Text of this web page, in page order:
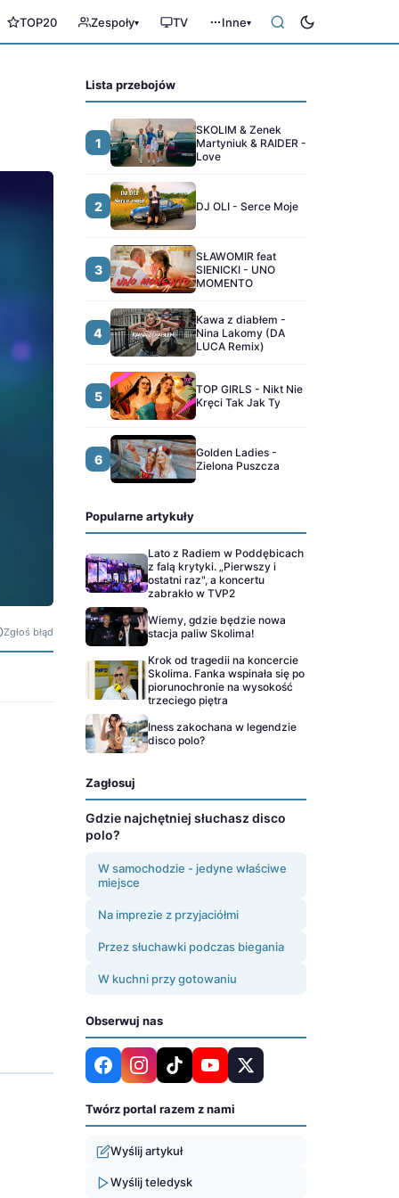
TOP20 Zespoły▾ TV Inne▾
Zgłoś błąd
Lista przebojów
1
SKOLIM & Zenek
Martyniuk & RAIDER -
Love
2 DJ OLI - Serce Moje
3
SŁAWOMIR feat
SIENICKI - UNO
MOMENTO
4
Kawa z diabłem -
Nina Lakomy (DA
LUCA Remix)
5
TOP GIRLS - Nikt Nie
Kręci Tak Jak Ty
6
Golden Ladies -
Zielona Puszcza
Popularne artykuły
Lato z Radiem w Poddębicach
z falą krytyki. „Pierwszy i
ostatni raz", a koncertu
zabrakło w TVP2
Wiemy, gdzie będzie nowa
stacja paliw Skolima!
Krok od tragedii na koncercie
Skolima. Fanka wspinała się po
piorunochronie na wysokość
trzeciego piętra
Iness zakochana w legendzie
disco polo?
Zagłosuj
Gdzie najchętniej słuchasz disco
polo?
W samochodzie - jedyne właściwe
miejsce
Na imprezie z przyjaciółmi
Przez słuchawki podczas biegania
W kuchni przy gotowaniu
Obserwuj nas
Twórz portal razem z nami
Wyślij artykuł
Wyślij teledysk